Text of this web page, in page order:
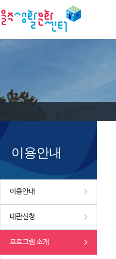
이용안내
이용안내
대관신청
프로그램 소개